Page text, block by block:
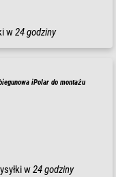
w24 godziny
iPolar do montażu
w24 godziny